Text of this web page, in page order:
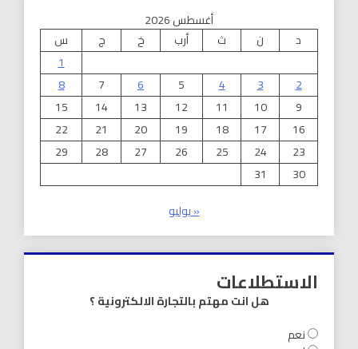
أغسطس 2026
د
ن ث أرب خ ج
س
1
2
3
4
5
6
7
8
9
10
11
12
13
14
15
16
17
18
19
20
21
22
23
24
25
26
27
28
29
30
31
« يوليو
الاستطلاعات
هل انت مهتم بالتجارة الالكترونية ؟
نعم